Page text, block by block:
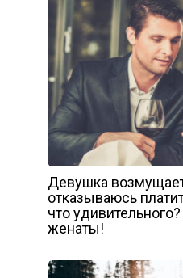
Девушка
отказываюсь
что
женаты!